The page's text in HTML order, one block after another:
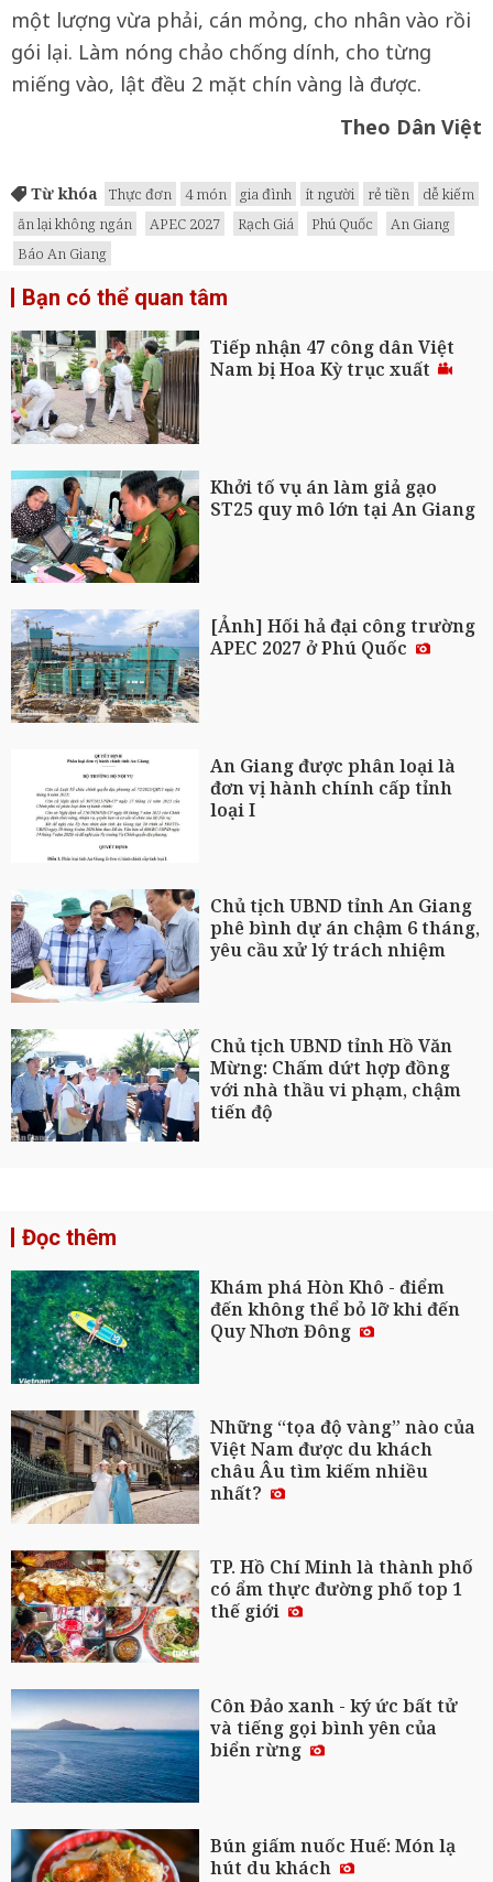
một lượng vừa phải, cán mỏng, cho nhân vào rồi
gói lại. Làm nóng chảo chống dính, cho từng
miếng vào, lật đều 2 mặt chín vàng là được.
Theo Dân Việt
Từ khóa Thực đơn 4 món gia đình ít người rẻ tiền
dễ kiếm
ăn lại không ngán
APEC 2027 Rạch Giá Phú Quốc
An Giang
Báo An Giang
Bạn có thể quan tâm
Tiếp nhận 47 công dân Việt
Nam bị Hoa Kỳ trục xuất
Khởi tố vụ án làm giả gạo
ST25 quy mô lớn tại An Giang
[Ảnh] Hối hả đại công trường
APEC 2027 ở Phú Quốc
An Giang được phân loại là
đơn vị hành chính cấp tỉnh
loại I
Chủ tịch UBND tỉnh An Giang
phê bình dự án chậm 6 tháng,
yêu cầu xử lý trách nhiệm
Chủ tịch UBND tỉnh Hồ Văn
Mừng: Chấm dứt hợp đồng
với nhà thầu vi phạm, chậm
tiến độ
Đọc thêm
Khám phá Hòn Khô - điểm
đến không thể bỏ lỡ khi đến
Quy Nhơn Đông
Những “tọa độ vàng” nào của
Việt Nam được du khách
châu Âu tìm kiếm nhiều
nhất?
TP. Hồ Chí Minh là thành phố
có ẩm thực đường phố top 1
thế giới
Côn Đảo xanh - ký ức bất tử
và tiếng gọi bình yên của
biển rừng
Bún giấm nuốc Huế: Món lạ
hút du khách